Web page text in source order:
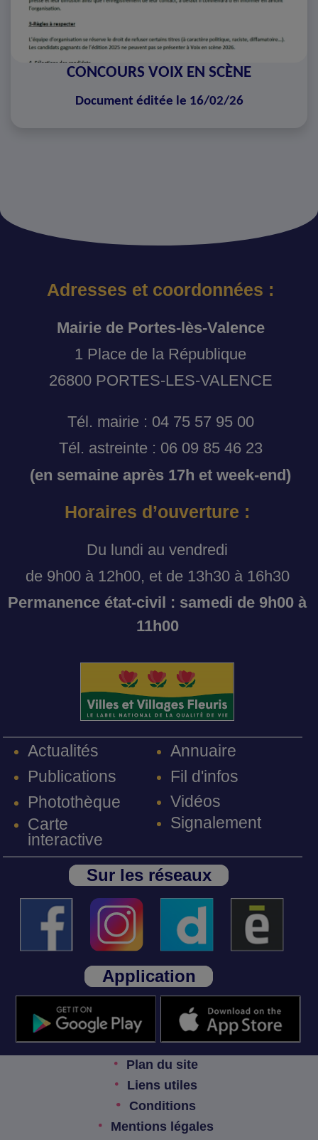
CONCOURS VOIX EN SCÈNE
Document éditée le 16/02/26
Adresses et coordonnées :
Mairie de Portes-lès-Valence
1 Place de la République
26800 PORTES-LES-VALENCE
Tél. mairie : 04 75 57 95 00
Tél. astreinte : 06 09 85 46 23
(en semaine après 17h et week-end)
Horaires d’ouverture :
Du lundi au vendredi
de 9h00 à 12h00, et de 13h30 à 16h30
Permanence état-civil : samedi de 9h00 à
11h00
Actualités
Publications
Photothèque
Carte
interactive
Annuaire
Fil d'infos
Vidéos
Signalement
Sur les réseaux
Application
Plan du site
Liens utiles
Conditions
Mentions légales